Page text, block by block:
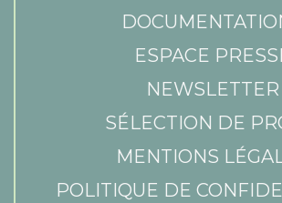
ESPACE
NEWSLETTER
SÉLECTION DE
MENTIONS
POLITIQUE DE